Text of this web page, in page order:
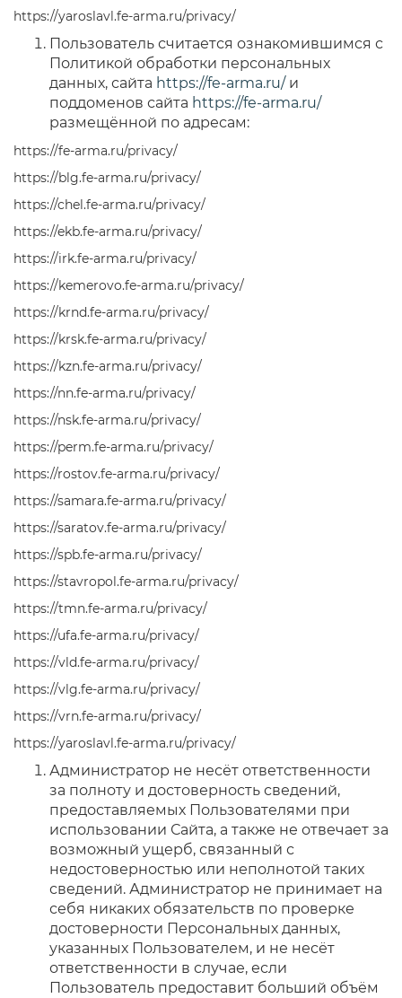
https://yaroslavl.fe-arma.ru/privacy/
Пользователь считается ознакомившимся с
Политикой обработки персональных
данных, сайта https://fe-arma.ru/ и
поддоменов сайта https://fe-arma.ru/
размещённой по адресам:
https://fe-arma.ru/privacy/
https://blg.fe-arma.ru/privacy/
https://chel.fe-arma.ru/privacy/
https://ekb.fe-arma.ru/privacy/
https://irk.fe-arma.ru/privacy/
https://kemerovo.fe-arma.ru/privacy/
https://krnd.fe-arma.ru/privacy/
https://krsk.fe-arma.ru/privacy/
https://kzn.fe-arma.ru/privacy/
https://nn.fe-arma.ru/privacy/
https://nsk.fe-arma.ru/privacy/
https://perm.fe-arma.ru/privacy/
https://rostov.fe-arma.ru/privacy/
https://samara.fe-arma.ru/privacy/
https://saratov.fe-arma.ru/privacy/
https://spb.fe-arma.ru/privacy/
https://stavropol.fe-arma.ru/privacy/
https://tmn.fe-arma.ru/privacy/
https://ufa.fe-arma.ru/privacy/
https://vld.fe-arma.ru/privacy/
https://vlg.fe-arma.ru/privacy/
https://vrn.fe-arma.ru/privacy/
https://yaroslavl.fe-arma.ru/privacy/
Администратор не несёт ответственности
за полноту и достоверность сведений,
предоставляемых Пользователями при
использовании Сайта, а также не отвечает за
возможный ущерб, связанный с
недостоверностью или неполнотой таких
сведений. Администратор не принимает на
себя никаких обязательств по проверке
достоверности Персональных данных,
указанных Пользователем, и не несёт
ответственности в случае, если
Пользователь предоставит больший объём